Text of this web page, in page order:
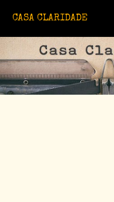
CASA CLARIDADE